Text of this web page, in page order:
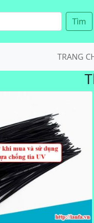
Tìm
TRANG